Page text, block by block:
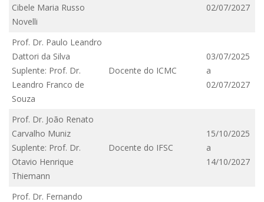
Cibele Maria Russo
Novelli
02/07/2027
Prof. Dr. Paulo Leandro
Dattori da Silva
Suplente: Prof. Dr.
Leandro Franco de
Souza
Docente do ICMC
03/07/2025
a
02/07/2027
Prof. Dr. João Renato
Carvalho Muniz
Suplente: Prof. Dr.
Otavio Henrique
Thiemann
Docente do IFSC
15/10/2025
a
14/10/2027
Prof. Dr. Fernando